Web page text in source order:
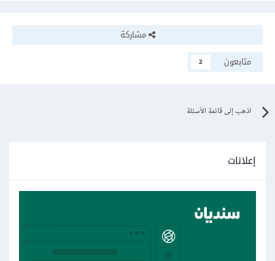
مشاركة
متابعون
2
اذهب إلى قائمة الأسئلة
إعلانات